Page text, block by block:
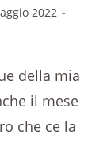
2022
della mia
il mese
che ce la